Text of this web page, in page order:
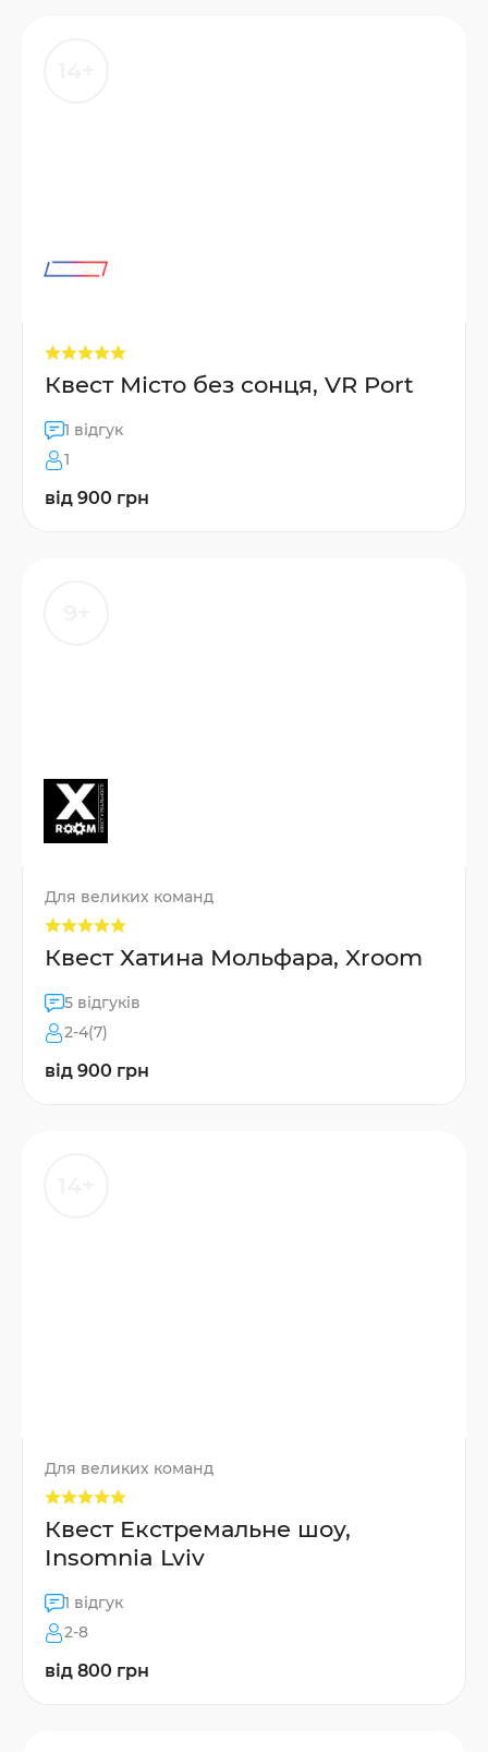
Квест Місто без сонця, VR Port
1 відгук
1
від 900 грн
Для великих команд
Квест Хатина Мольфара, Xroom
5 відгуків
2-4(7)
від 900 грн
Для великих команд
Квест Екстремальне шоу,
Insomnia Lviv
1 відгук
2-8
від 800 грн